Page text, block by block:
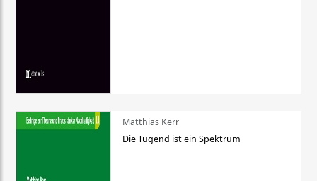
Matthias Kerr
Die Tugend ist ein Spektrum